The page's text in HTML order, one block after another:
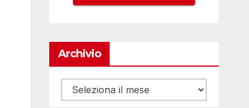
Archivio
Archivio